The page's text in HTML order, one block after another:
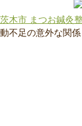
茨木市 まつお鍼灸
動不足の意外な関